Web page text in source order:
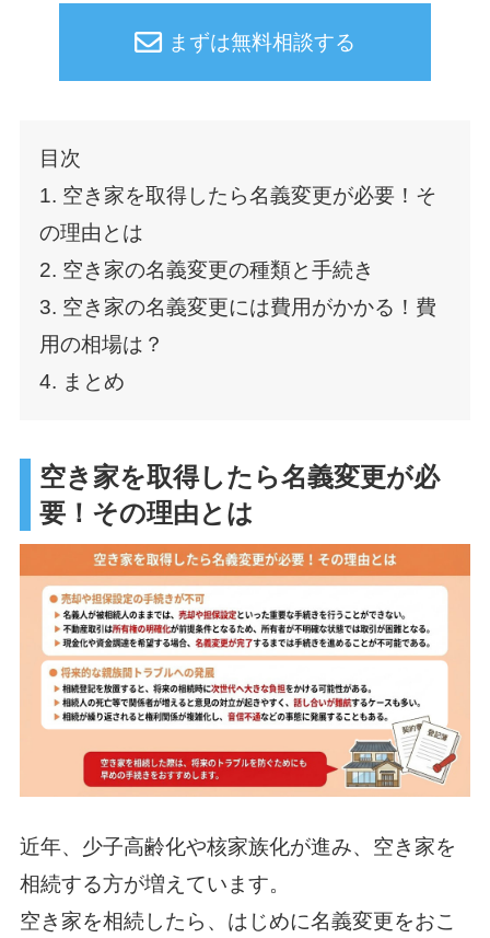
まずは無料相談する
目次
1. 空き家を取得したら名義変更が必要！そ
の理由とは
2. 空き家の名義変更の種類と手続き
3. 空き家の名義変更には費用がかかる！費
用の相場は？
4. まとめ
空き家を取得したら名義変更が必
要！その理由とは
近年、少子高齢化や核家族化が進み、空き家を
相続する方が増えています。
空き家を相続したら、はじめに名義変更をおこ